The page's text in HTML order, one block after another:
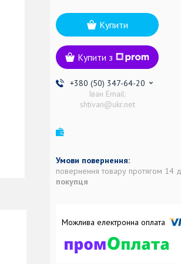
Купити
Купити з
+380 (50) 347-64-20
Іван Email:
shtivan@ukr.net
повернення товару протягом 14
покупця